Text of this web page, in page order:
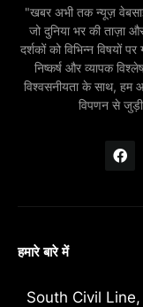
"खबर अभी तक न्यूज़
जो दुनिया भर की ताज़ा
दर्शकों को विभिन्न विषयों
निष्कर्ष और व्यापक
विश्वसनीयता के साथ, हम
विपणन से जुड़ी
हमारे बारे में
South Civil